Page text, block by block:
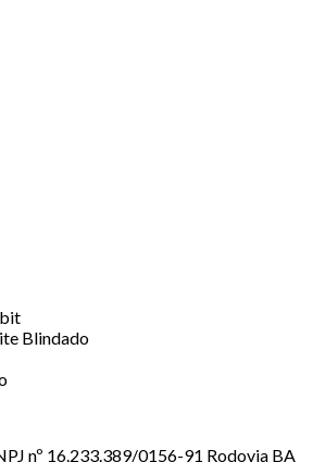
nº 16.233.389/0156-91 Rodovia BA